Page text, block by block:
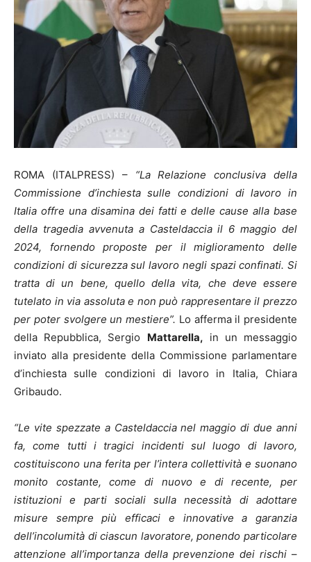
ROMA (ITALPRESS) –“La Relazione conclusiva della
Commissione d’inchiesta sulle condizioni di lavoro in
Italia offre una disamina dei fatti e delle cause alla base
della tragedia avvenuta a Casteldaccia il 6 maggio del
2024, fornendo proposte per il miglioramento delle
condizioni di sicurezza sul lavoro negli spazi confinati. Si
tratta di un bene, quello della vita, che deve essere
tutelato in via assoluta e non può rappresentare il prezzo
per poter svolgere un mestiere”. Lo afferma il presidente
della Repubblica, Sergio Mattarella, in un messaggio
inviato alla presidente della Commissione parlamentare
d’inchiesta sulle condizioni di lavoro in Italia, Chiara
Gribaudo.
“Le vite spezzate a Casteldaccia nel maggio di due anni
fa, come tutti i tragici incidenti sul luogo di lavoro,
costituiscono una ferita per l’intera collettività e suonano
monito costante, come di nuovo e di recente, per
istituzioni e parti sociali sulla necessità di adottare
misure sempre più efficaci e innovative a garanzia
dell’incolumità di ciascun lavoratore, ponendo particolare
attenzione all’importanza della prevenzione dei rischi –